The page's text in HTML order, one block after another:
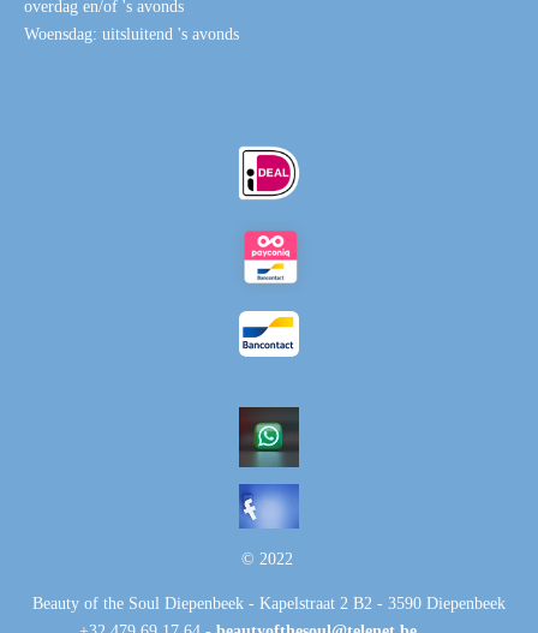
overdag en/of 's avonds
Woensdag: uitsluitend 's avonds
© 2022
Beauty of the Soul Diepenbeek - Kapelstraat 2 B2 - 3590 Diepenbeek